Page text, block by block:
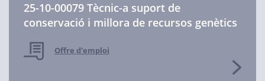
25-10-00079 Tècnic-a suport de
conservació i millora de recursos genètics
Offre d'emploi